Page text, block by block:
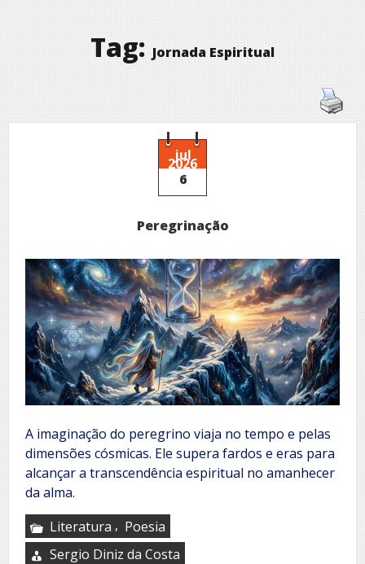
Tag: Jornada Espiritual
jul
2026
6
Peregrinação
A imaginação do peregrino viaja no tempo e pelas
dimensões cósmicas. Ele supera fardos e eras para
alcançar a transcendência espiritual no amanhecer
da alma.
Literatura , Poesia
Sergio Diniz da Costa